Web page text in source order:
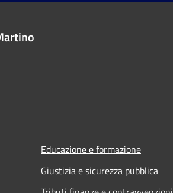
Educazione e formazione
Giustizia e sicurezza pubblica